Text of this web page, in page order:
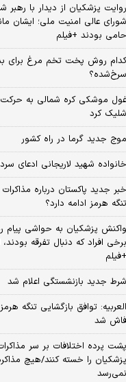
روایت پزشکیان از دیدار با
شورای عالی امنیت ملی؛ ایشان
حامی بودند +فیلم
کدام روش پخت تخم مرغ برای
سرخ‌شده؟
غول موشکی کره شمالی به حرکت
شلیک کرد
موج جدید گرما در راه کشور
خانواده شهید لاریجانی ادعای
خبر جدید پاکستان درباره
تنگه هرمز ادامه دارد؟
واکنش پزشکیان به حواشی پیام
برخی افراد که دنبال تفرقه
+فیلم
شرط جدید بازنشستگی اعلام شد
فاش شد
پشت پرده اختلافات بر سر
پزشکیان را خسته کنند/هیچ
نمی‌رسد